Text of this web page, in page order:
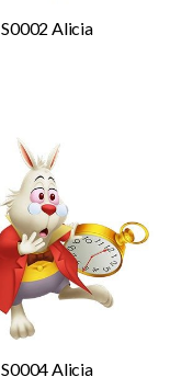
S0002 Alicia
S0004 Alicia